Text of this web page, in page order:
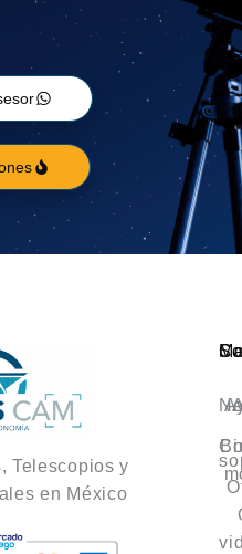
Telescopios y
en México